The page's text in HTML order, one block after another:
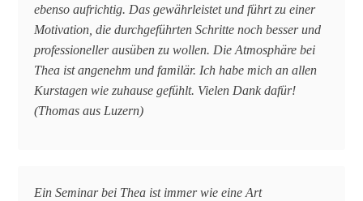
ebenso aufrichtig. Das gewährleistet und führt zu einer
Motivation, die durchgeführten Schritte noch besser und
professioneller ausüben zu wollen. Die Atmosphäre bei
Thea ist angenehm und familär. Ich habe mich an allen
Kurstagen wie zuhause gefühlt. Vielen Dank dafür!
(Thomas aus Luzern)
Ein Seminar bei Thea ist immer wie eine Art